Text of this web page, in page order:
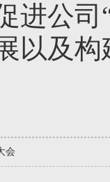
进公
以及
会